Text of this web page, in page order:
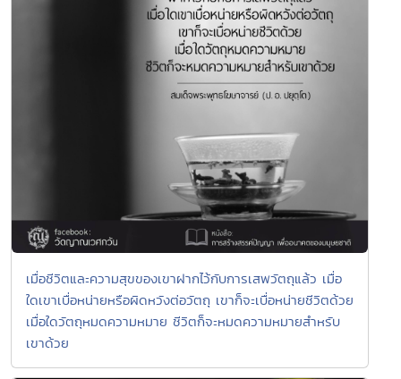
เมื่อชีวิตและความสุขของเขาฝากไว้กับการเสพวัตถุแล้ว เมื่อ
ใดเขาเบื่อหน่ายหรือผิดหวังต่อวัตถุ เขาก็จะเบื่อหน่ายชีวิตด้วย
เมื่อใดวัตถุหมดความหมาย ชีวิตก็จะหมดความหมายสำหรับ
เขาด้วย